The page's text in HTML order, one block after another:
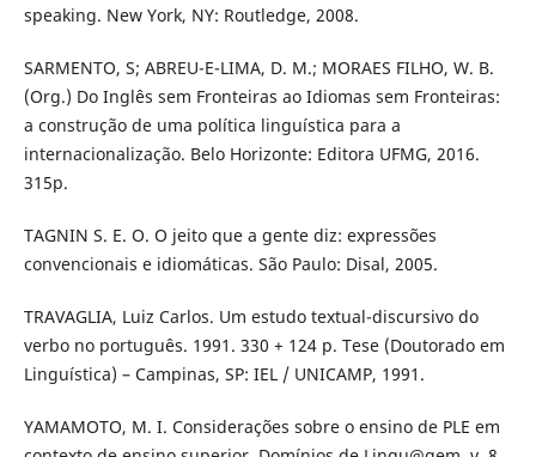
speaking. New York, NY: Routledge, 2008.
SARMENTO, S; ABREU-E-LIMA, D. M.; MORAES FILHO, W. B.
(Org.) Do Inglês sem Fronteiras ao Idiomas sem Fronteiras:
a construção de uma política linguística para a
internacionalização. Belo Horizonte: Editora UFMG, 2016.
315p.
TAGNIN S. E. O. O jeito que a gente diz: expressões
convencionais e idiomáticas. São Paulo: Disal, 2005.
TRAVAGLIA, Luiz Carlos. Um estudo textual-discursivo do
verbo no português. 1991. 330 + 124 p. Tese (Doutorado em
Linguística) – Campinas, SP: IEL / UNICAMP, 1991.
YAMAMOTO, M. I. Considerações sobre o ensino de PLE em